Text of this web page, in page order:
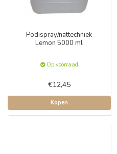
Podispray/nattechniek
Lemon 5000 ml
Op voorraad
€12,45
Kopen